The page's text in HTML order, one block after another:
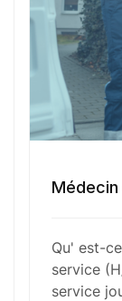
Qu' est-
service
service